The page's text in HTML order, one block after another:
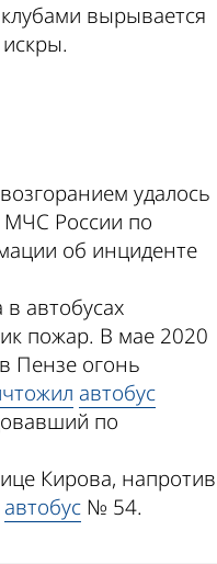
вырывается
удалось
России по
об инциденте
автобусах
пожар. В мае 2020
Пензе огонь
автобус
по
Кирова, напротив
автобус № 54.